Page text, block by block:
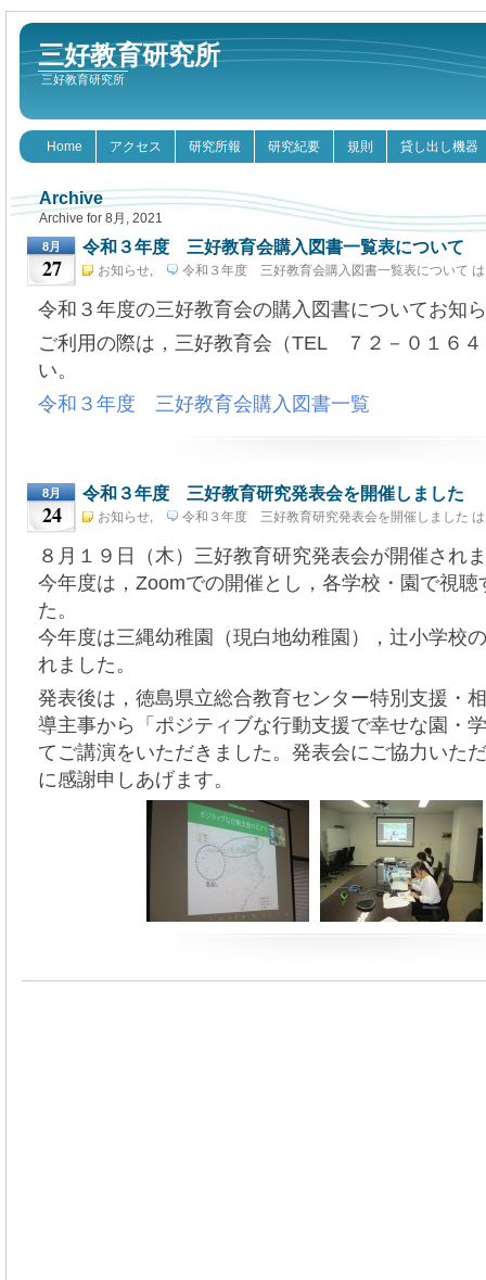
三好教育研究所
三好教育研究所
Home アクセス 研究所報 研究紀要 規則 貸し出し機器
Archive
Archive for 8月, 2021
8月
27
令和３年度 三好教育会購入図書一覧表について
令和３年度 三好教育会購入図書一覧表について は
お知らせ,
令和３年度の三好教育会の購入図書についてお知
ご利用の際は，三好教育会（TEL ７２－０１６
い。
令和３年度 三好教育会購入図書一覧
8月
24
令和３年度 三好教育研究発表会を開催しました
令和３年度 三好教育研究発表会を開催しました は
お知らせ,
８月１９日（木）三好教育研究発表会が開催され
今年度は，Zoomでの開催とし，各学校・園で視
た。
今年度は三縄幼稚園（現白地幼稚園），辻小学校
れました。
発表後は，徳島県立総合教育センター特別支援・
導主事から「ポジティブな行動支援で幸せな園・
てご講演をいただきました。発表会にご協力いた
に感謝申しあげます。